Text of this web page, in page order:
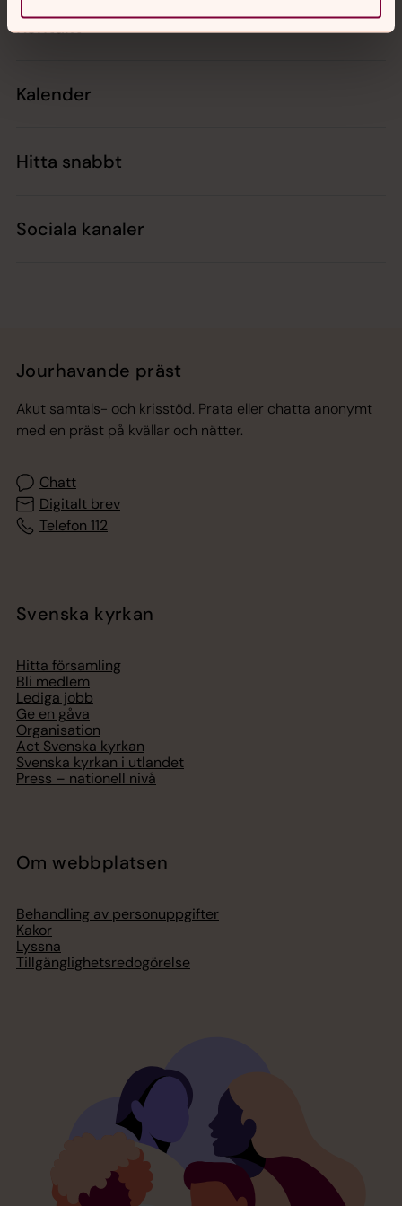
Kontakt
Kalender
Hitta snabbt
Sociala kanaler
Jourhavande präst
Akut samtals- och krisstöd. Prata eller chatta anonymt
med en präst på kvällar och nätter.
Chatt
Digitalt brev
Telefon 112
Svenska kyrkan
Hitta församling
Bli medlem
Lediga jobb
Ge en gåva
Organisation
Act Svenska kyrkan
Svenska kyrkan i utlandet
Press – nationell nivå
Om webbplatsen
Behandling av personuppgifter
Kakor
Lyssna
Tillgänglighetsredogörelse